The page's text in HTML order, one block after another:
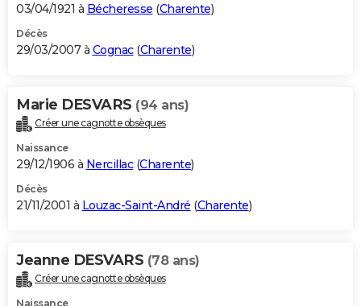
03/04/1921 à Bécheresse (Charente)
Décès
29/03/2007 à Cognac(Charente)
Marie DESVARS (94 ans)
Créer une cagnotte obsèques
Naissance
29/12/1906 à Nercillac(Charente)
Décès
21/11/2001 à Louzac-Saint-André (Charente)
Jeanne DESVARS (78 ans)
Créer une cagnotte obsèques
Naissance